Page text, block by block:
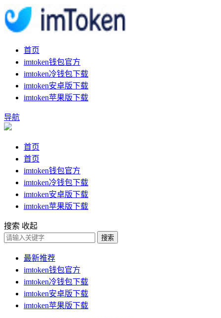
首页
imtoken钱包官方
imtoken冷钱包下载
imtoken安卓版下载
imtoken苹果版下载
导航
首页
首页
imtoken钱包官方
imtoken冷钱包下载
imtoken安卓版下载
imtoken苹果版下载
搜索 收起
搜索
最新推荐
imtoken钱包官方
imtoken冷钱包下载
imtoken安卓版下载
imtoken苹果版下载